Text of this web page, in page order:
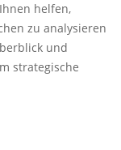
helfen,
zu analysieren
und
strategische